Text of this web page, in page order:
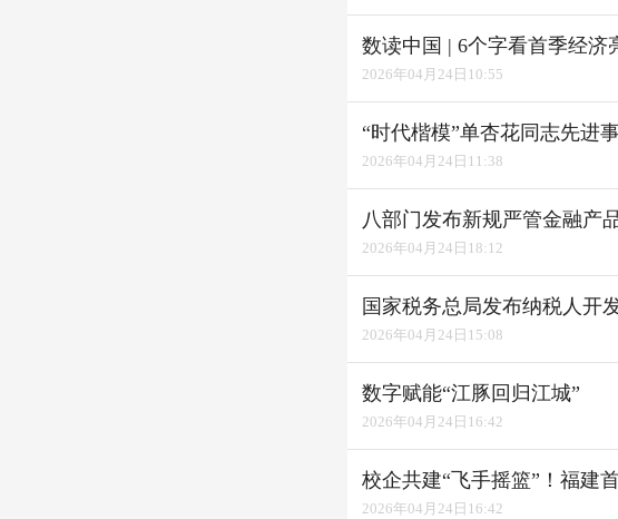
数读中国 | 6个字看首季经济
2026年04月24日10:55
“时代楷模”单杏花同志先进
2026年04月24日11:38
八部门发布新规严管金融产
2026年04月24日18:12
国家税务总局发布纳税人开
2026年04月24日15:08
数字赋能“江豚回归江城”
2026年04月24日16:42
校企共建“飞手摇篮”！福建
2026年04月24日16:42